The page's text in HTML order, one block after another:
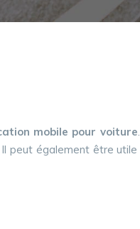
mobile pour voiture
peut également être